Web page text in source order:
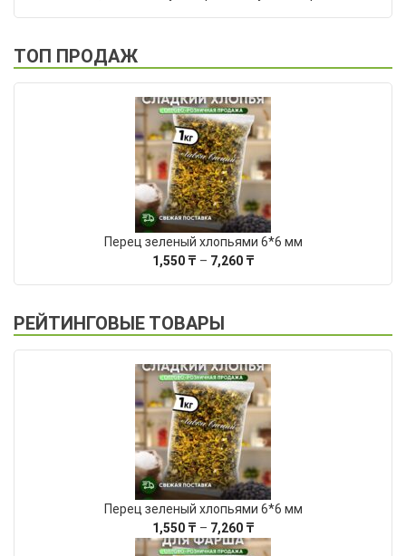
ТОП ПРОДАЖ
Перец зеленый хлопьями 6*6 мм
1,550 ₸ – 7,260 ₸Диапазон
7,260 ₸
РЕЙТИНГОВЫЕ ТОВАРЫ
Перец зеленый хлопьями 6*6 мм
1,550 ₸ – 7,260 ₸Диапазон
цен: